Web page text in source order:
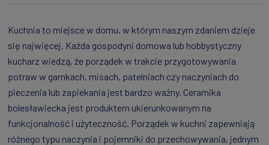
Kuchnia to miejsce w domu, w którym naszym zdaniem dzieje
się najwięcej. Każda gospodyni domowa lub hobbystyczny
kucharz wiedzą, że porządek w trakcie przygotowywania
potraw w garnkach, misach, patelniach czy naczyniach do
pieczenia lub zapiekania jest bardzo ważny. Ceramika
bolesławiecka jest produktem ukierunkowanym na
funkcjonalność i użyteczność. Porządek w kuchni zapewniają
różnego typu naczynia i pojemniki do przechowywania, jednym